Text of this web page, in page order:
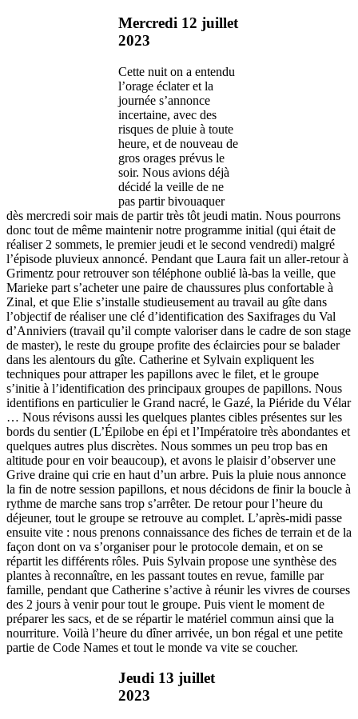
Mercredi 12 juillet
2023
Cette nuit on a entendu
l’orage éclater et la
journée s’annonce
incertaine, avec des
risques de pluie à toute
heure, et de nouveau de
gros orages prévus le
soir. Nous avions déjà
décidé la veille de ne
pas partir bivouaquer
dès mercredi soir mais de partir très tôt jeudi matin. Nous pourrons
donc tout de même maintenir notre programme initial (qui était de
réaliser 2 sommets, le premier jeudi et le second vendredi) malgré
l’épisode pluvieux annoncé. Pendant que Laura fait un aller-retour à
Grimentz pour retrouver son téléphone oublié là-bas la veille, que
Marieke part s’acheter une paire de chaussures plus confortable à
Zinal, et que Elie s’installe studieusement au travail au gîte dans
l’objectif de réaliser une clé d’identification des Saxifrages du Val
d’Anniviers (travail qu’il compte valoriser dans le cadre de son stage
de master), le reste du groupe profite des éclaircies pour se balader
dans les alentours du gîte. Catherine et Sylvain expliquent les
techniques pour attraper les papillons avec le filet, et le groupe
s’initie à l’identification des principaux groupes de papillons. Nous
identifions en particulier le Grand nacré, le Gazé, la Piéride du Vélar
… Nous révisons aussi les quelques plantes cibles présentes sur les
bords du sentier (L’Épilobe en épi et l’Impératoire très abondantes et
quelques autres plus discrètes. Nous sommes un peu trop bas en
altitude pour en voir beaucoup), et avons le plaisir d’observer une
Grive draine qui crie en haut d’un arbre. Puis la pluie nous annonce
la fin de notre session papillons, et nous décidons de finir la boucle à
rythme de marche sans trop s’arrêter. De retour pour l’heure du
déjeuner, tout le groupe se retrouve au complet. L’après-midi passe
ensuite vite : nous prenons connaissance des fiches de terrain et de la
façon dont on va s’organiser pour le protocole demain, et on se
répartit les différents rôles. Puis Sylvain propose une synthèse des
plantes à reconnaître, en les passant toutes en revue, famille par
famille, pendant que Catherine s’active à réunir les vivres de courses
des 2 jours à venir pour tout le groupe. Puis vient le moment de
préparer les sacs, et de se répartir le matériel commun ainsi que la
nourriture. Voilà l’heure du dîner arrivée, un bon régal et une petite
partie de Code Names et tout le monde va vite se coucher.
Jeudi 13 juillet
2023